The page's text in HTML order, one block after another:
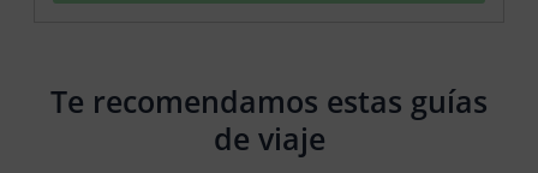
Te recomendamos estas guías
de viaje